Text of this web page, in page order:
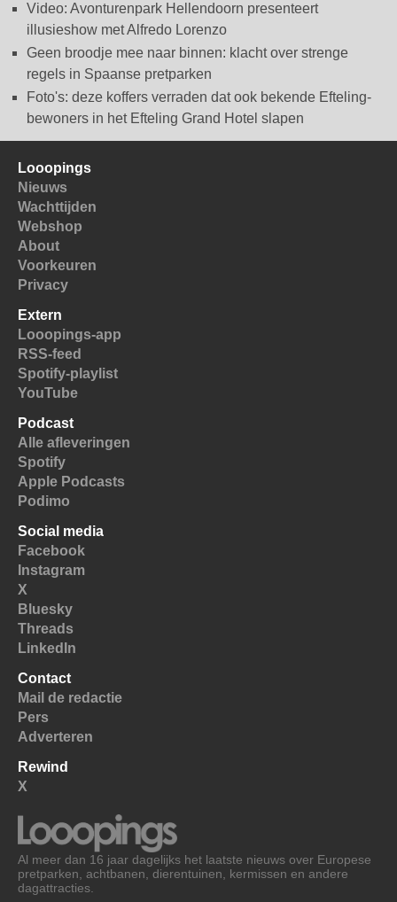
Video: Avonturenpark Hellendoorn presenteert
illusieshow met Alfredo Lorenzo
Geen broodje mee naar binnen: klacht over strenge
regels in Spaanse pretparken
Foto's: deze koffers verraden dat ook bekende Efteling-
bewoners in het Efteling Grand Hotel slapen
Looopings
Nieuws
Wachttijden
Webshop
About
Voorkeuren
Privacy
Extern
Looopings-app
RSS-feed
Spotify-playlist
YouTube
Podcast
Alle afleveringen
Spotify
Apple Podcasts
Podimo
Social media
Facebook
Instagram
X
Bluesky
Threads
LinkedIn
Contact
Mail de redactie
Pers
Adverteren
Rewind
X
Al meer dan 16 jaar dagelijks het laatste nieuws over Europese
pretparken, achtbanen, dierentuinen, kermissen en andere
dagattracties.